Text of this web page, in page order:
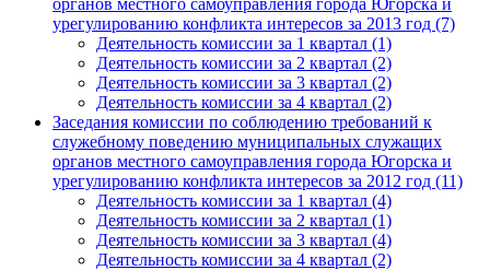
урегулированию конфликта интересов за 2013 год (7)
Деятельность комиссии за 1 квартал (1)
Деятельность комиссии за 2 квартал (2)
Деятельность комиссии за 3 квартал (2)
Деятельность комиссии за 4 квартал (2)
Заседания комиссии по соблюдению требований к
служебному поведению муниципальных служащих
органов местного самоуправления города Югорска и
урегулированию конфликта интересов за 2012 год (11)
Деятельность комиссии за 1 квартал (4)
Деятельность комиссии за 2 квартал (1)
Деятельность комиссии за 3 квартал (4)
Деятельность комиссии за 4 квартал (2)